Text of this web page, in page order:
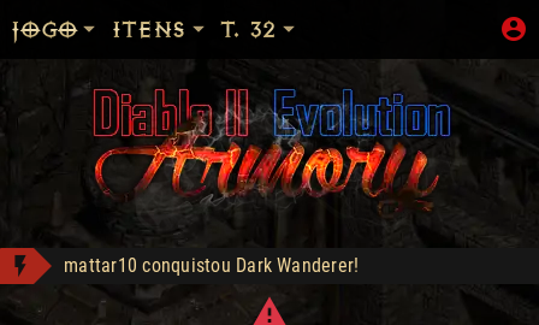
mattar10 conquistou Dark Wanderer!
Sanon conquistou Dark Wanderer!
JOGO ITENS T. 32